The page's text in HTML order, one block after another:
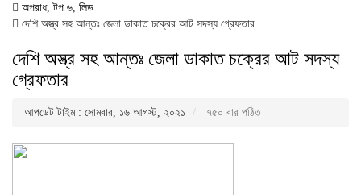
অপরাধ,টপ ৬, লিড
দেশি অস্ত্র সহ আন্তঃ জেলা ডাকাত চক্রের আট সদস্য গ্রেফতার
দেশি অস্ত্র সহ আন্তঃ জেলা ডাকাত চক্রের আট সদস্য
গ্রেফতার
আপডেট টাইম : সোমবার, ১৬ আগস্ট, ২০২১ ৭৫০ বার পঠিত